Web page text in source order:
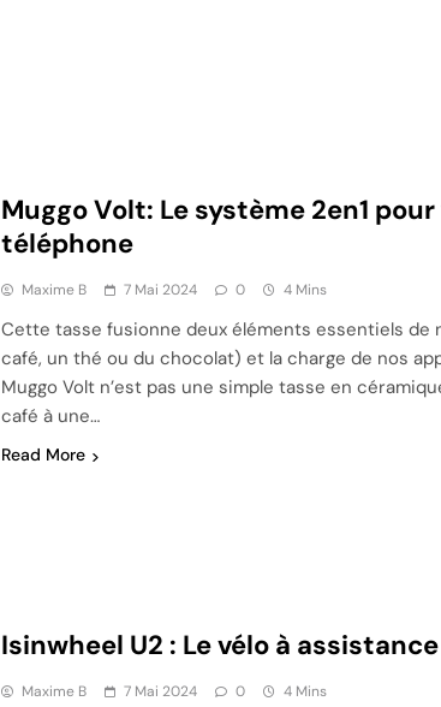
Muggo Volt: Le système 2en1
téléphone
Maxime B 7 Mai 2024 0 4 Mins
Cette tasse fusionne deux éléments essentiels de
café, un thé ou du chocolat) et la charge de nos
Muggo Volt n’est pas une simple tasse en
café à une…
Read More
Isinwheel U2 : Le vélo à
Maxime B 7 Mai 2024 0 4 Mins